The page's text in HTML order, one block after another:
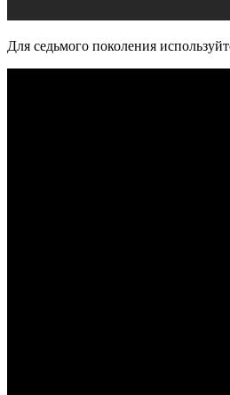
Для седьмого поколения